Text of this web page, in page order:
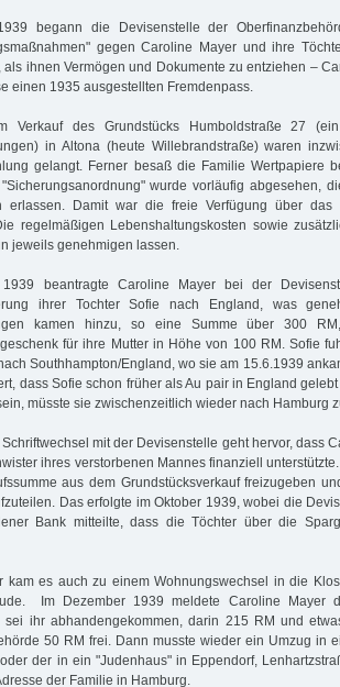
begann die Devisenstelle der
gegen Caroline Mayer und ihre
als ihnen Vermögen und Dokumente zu entziehen –
einen 1935 ausgestellten Fremdenpass.
Verkauf des Grundstücks Humboldstraße 27
in Altona (heute Willebrandstraße) waren
gelangt. Ferner besaß die Familie Wertpapiere
wurde vorläufig abgesehen,
erlassen. Damit war die freie Verfügung über das
regelmäßigen Lebenshaltungskosten sowie
jeweils genehmigen lassen.
beantragte Caroline Mayer bei der
ihrer Tochter Sofie nach England, was
kamen hinzu, so eine Summe über 300
für ihre Mutter in Höhe von 100 RM. Sofie
Southhampton/England, wo sie am 15.6.1939
dass Sofie schon früher als Au pair in England
müsste sie zwischenzeitlich wieder nach Hamburg
mit der Devisenstelle geht hervor, dass
ihres verstorbenen Mannes finanziell
aus dem Grundstücksverkauf freizugeben
Das erfolgte im Oktober 1939, wobei die
Bank mitteilte, dass die Töchter über die
kam es auch zu einem Wohnungswechsel in die
Im Dezember 1939 meldete Caroline Mayer
sei ihr abhandengekommen, darin 215 RM und
50 RM frei. Dann musste wieder ein Umzug in
der in ein "Judenhaus" in Eppendorf,
der Familie in Hamburg.